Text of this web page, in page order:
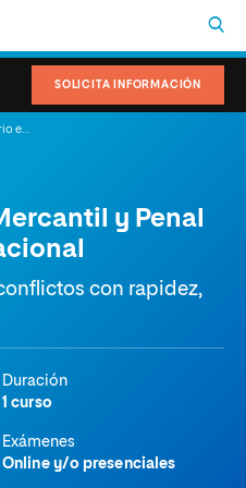
SOLICITA INFORMACIÓN
y Penal
con rapidez,
Duración
1 curso
Exámenes
Online y/o presenciales